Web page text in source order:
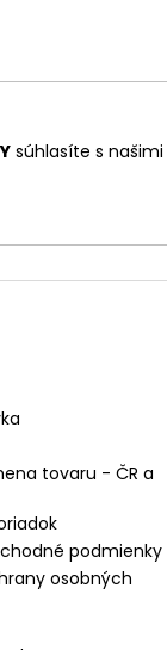
súhlasíte s našimi
tovaru - ČR a
podmienky
osobných